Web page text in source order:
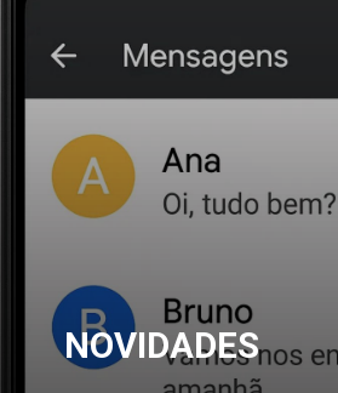
NOVIDADES